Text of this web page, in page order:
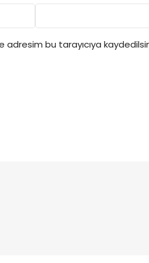
adresim bu tarayıcıya